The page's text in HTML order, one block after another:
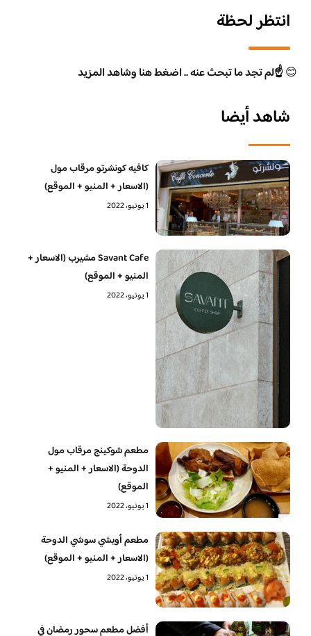
انتظر لحظة
😊☝️لم تجد ما تبحث عنه .. اضغط هنا وشاهد المزيد
شاهد أيضا
كافيه كونشرتو مرقاب مول
(الاسعار + المنيو + الموقع)
1 يونيو، 2022
Savant Cafe مشيرب (الاسعار +
المنيو + الموقع)
1 يونيو، 2022
مطعم شوكينج مرقاب مول
الدوحة (الاسعار + المنيو +
الموقع)
1 يونيو، 2022
مطعم أويشي سوشي الدوحة
(الاسعار + المنيو + الموقع)
1 يونيو، 2022
أفضل مطعم سحور رمضان في